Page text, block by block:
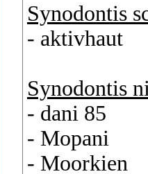
Synodontis
- aktivhaut
Synodontis
- dani 85
- Mopani
- Moorkien